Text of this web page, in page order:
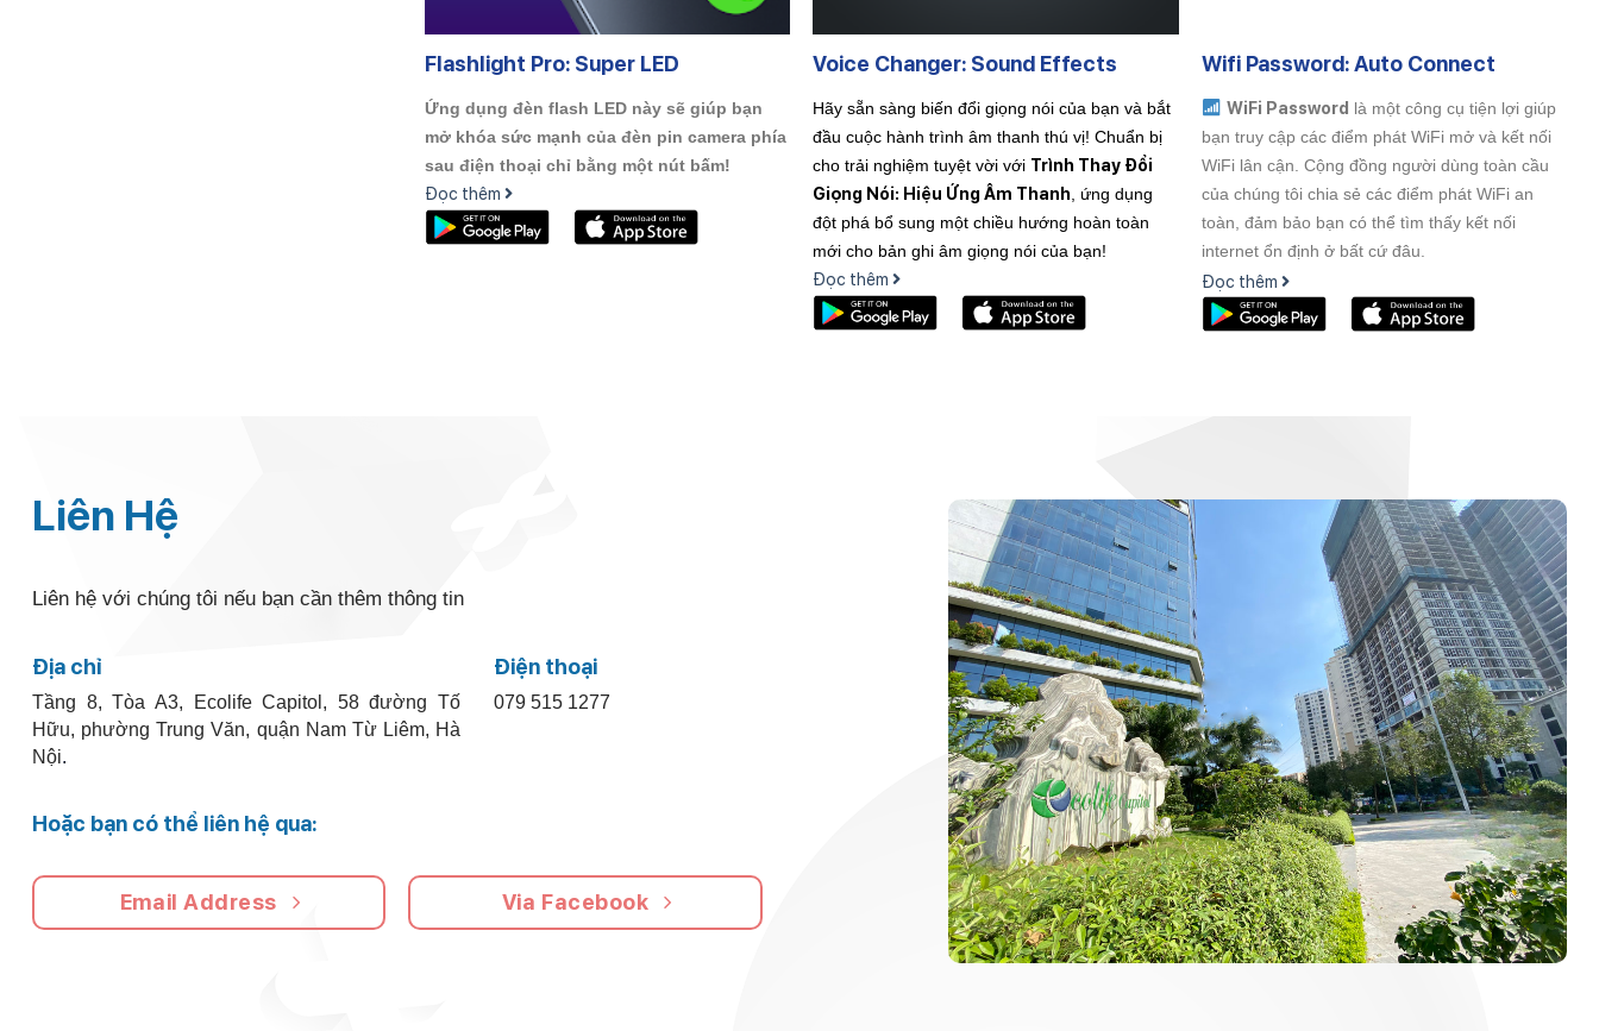
Flashlight Pro: Super LED
Ứng dụng đèn flash LED này sẽ giúp bạn
mở khóa sức mạnh của đèn pin camera phía
sau điện thoại chỉ bằng một nút bấm!
Đọc thêm
Voice Changer: Sound Effects
Hãy sẵn sàng biến đổi giọng nói của bạn và bắt
đầu cuộc hành trình âm thanh thú vị! Chuẩn bị
cho trải nghiệm tuyệt vời với Trình Thay Đổi
Giọng Nói: Hiệu Ứng Âm Thanh , ứng dụng
đột phá bổ sung một chiều hướng hoàn toàn
mới cho bản ghi âm giọng nói của bạn!
Đọc thêm
Wifi Password: Auto Connect
WiFi Password là một công cụ tiện lợi giúp
bạn truy cập các điểm phát WiFi mở và kết nối
WiFi lân cận. Cộng đồng người dùng toàn cầu
của chúng tôi chia sẻ các điểm phát WiFi an
toàn, đảm bảo bạn có thể tìm thấy kết nối
internet ổn định ở bất cứ đâu.
Đọc thêm
Liên Hệ
Liên hệ với chúng tôi nếu bạn cần thêm thông tin
Địa chỉ
Tầng 8, Tòa A3, Ecolife Capitol, 58 đường Tố
Hữu, phường Trung Văn, quận Nam Từ Liêm, Hà
Nội.
Điện thoại
079 515 1277
Hoặc bạn có thể liên hệ qua:
Email Address Via Facebook